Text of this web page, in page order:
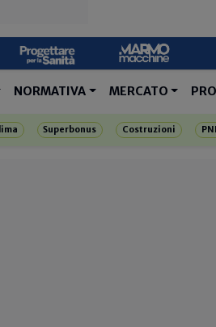
NORMATIVA MERCATO
Superbonus Costruzioni